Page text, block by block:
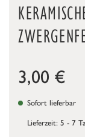
3,00 €
Sofort lieferbar
Lieferzeit: 5 - 7